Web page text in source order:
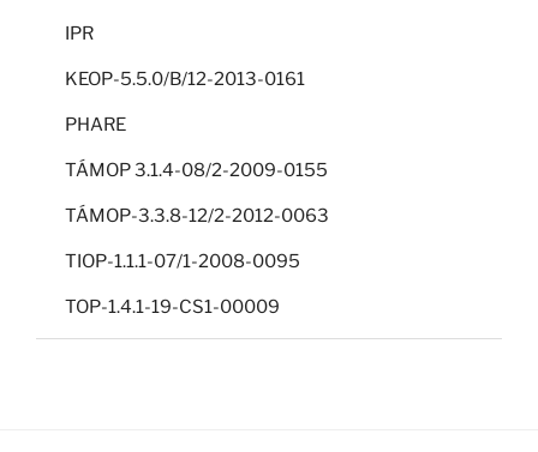
IPR
KEOP-5.5.0/B/12-2013-0161
PHARE
TÁMOP 3.1.4-08/2-2009-0155
TÁMOP-3.3.8-12/2-2012-0063
TIOP-1.1.1-07/1-2008-0095
TOP-1.4.1-19-CS1-00009